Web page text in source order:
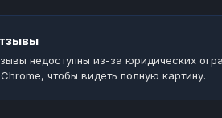
недоступны из-за юридических
чтобы видеть полную картину.